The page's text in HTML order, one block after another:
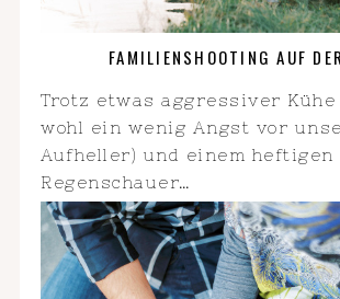
FAMILIENSHOOTING AUF
Trotz etwas aggressiver
wohl ein wenig Angst vor
Aufheller) und einem heftigen
Regenschauer…